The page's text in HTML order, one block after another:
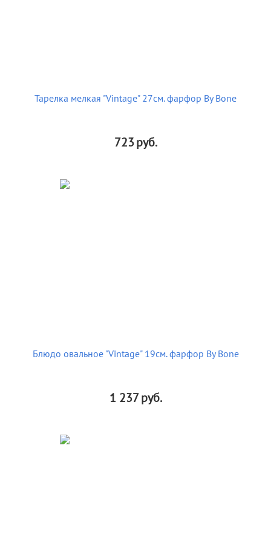
Тарелка мелкая "Vintage" 27см. фарфор By Bone
723руб.
Блюдо овальное "Vintage" 19см. фарфор By Bone
1 237руб.